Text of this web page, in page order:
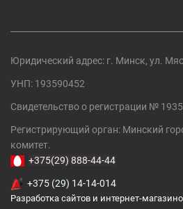
Юридический адрес: г. Минск, ул.
УНП: 193590452
Свидетельство о регистрации №
Регистрирующий орган: Минский
комитет.
+375(29) 888-44-44
+375 (29) 14-14-014
Разработка сайтов и интернет-